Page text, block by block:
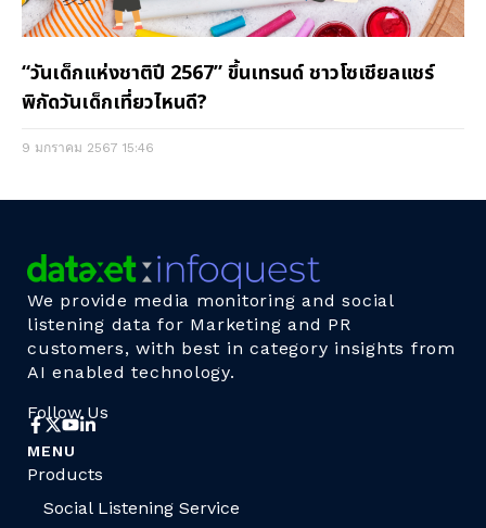
“วันเด็กแห่งชาติปี 2567” ขึ้นเทรนด์ ชาวโซเชียลแชร์
พิกัดวันเด็กเที่ยวไหนดี?
9 มกราคม 2567 15:46
We provide media monitoring and social
listening data for Marketing and PR
customers, with best in category insights from
AI enabled technology.
Follow Us
MENU
Products
Social Listening Service